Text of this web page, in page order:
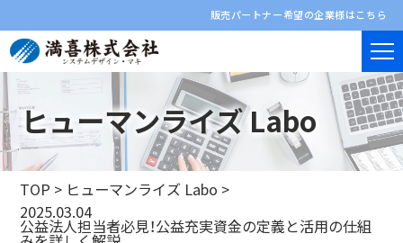
販売パートナー希望の企業様はこちら
ヒューマンライズ Labo
TOP > ヒューマンライズ Labo >
2025.03.04
公益法人担当者必見！公益充実資金の定義と活用の仕組